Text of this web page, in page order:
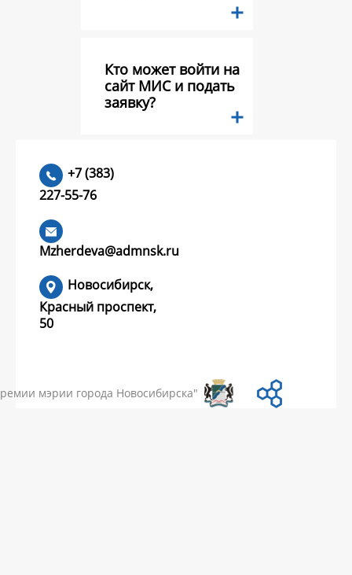
Кто может войти на
сайт МИС и подать
заявку?
Какие документы
+7 (383)
227-55-76
Mzherdeva@admnsk.ru
Новосибирск,
Красный проспект,
50
мэрии города Новосибирска"